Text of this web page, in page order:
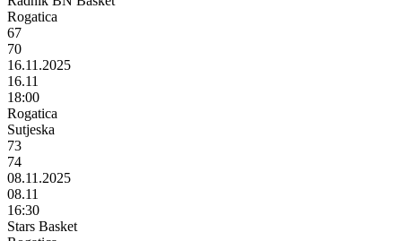
Rogatica
67
70
16.11.2025
16.11
18:00
Rogatica
Sutjeska
73
74
08.11.2025
08.11
16:30
Stars Basket